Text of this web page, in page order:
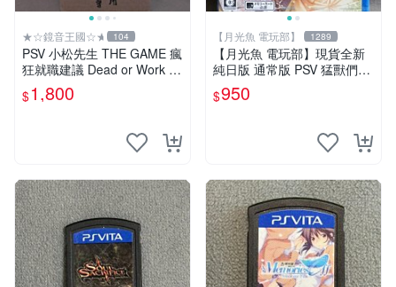
★☆鏡音王國☆★ 104
PSV 小松先生 THE GAME 瘋
狂就職建議 Dead or Work 特
裝版 限定版 日版 日文版 阿
松 松野輕松
$1,800
【月光魚 電玩部】 1289
【月光魚 電玩部】現貨全新
純日版 通常版 PSV 猛獸們與
公主殿下 in blossom 普通版
$950